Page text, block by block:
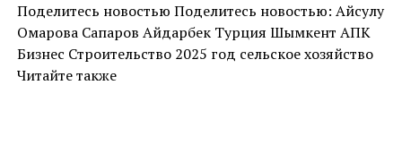
Поделитесь новостью Поделитесь новостью: Айсулу
Омарова Сапаров Айдарбек Турция Шымкент АПК
Бизнес Строительство 2025 год сельское хозяйство
Читайте также